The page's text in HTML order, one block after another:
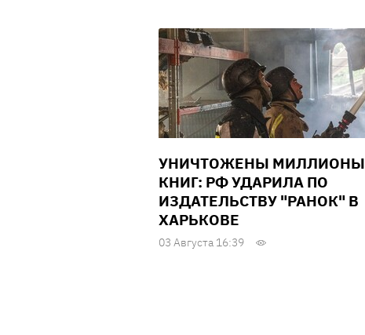
УНИЧТОЖЕНЫ МИЛЛИОНЫ
КНИГ: РФ УДАРИЛА ПО
ИЗДАТЕЛЬСТВУ "РАНОК" В
ХАРЬКОВЕ
03 Августа 16:39